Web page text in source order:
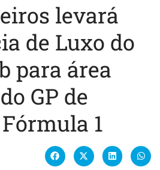
levará
de Luxo do
para área
GP de
1